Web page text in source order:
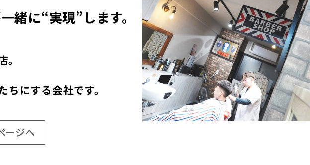
一緒に“実現”します。
にする会社です。
ージへ